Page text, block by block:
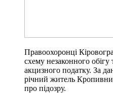
Правоохоронці
схему незаконного
акцизного податку. За
річний житель
про підозру.